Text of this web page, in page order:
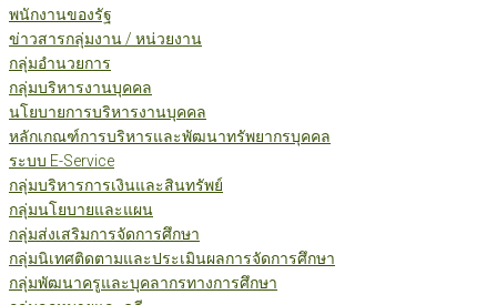
พนักงานของรัฐ
ข่าวสารกลุ่มงาน / หน่วยงาน
กลุ่มอำนวยการ
กลุ่มบริหารงานบุคคล
นโยบายการบริหารงานบุคคล
หลักเกณฑ์การบริหารและพัฒนาทรัพยากรบุคคล
ระบบ E-Service
กลุ่มบริหารการเงินและสินทรัพย์
กลุ่มนโยบายและแผน
กลุ่มส่งเสริมการจัดการศึกษา
กลุ่มนิเทศติดตามและประเมินผลการจัดการศึกษา
กลุ่มพัฒนาครูและบุคลากรทางการศึกษา